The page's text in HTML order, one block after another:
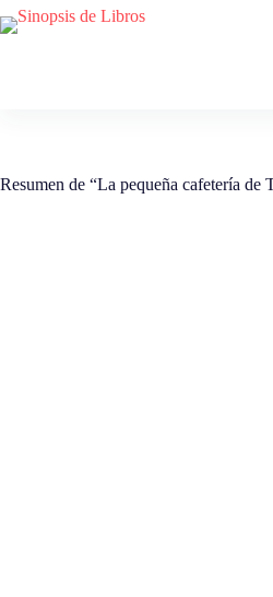
Saltar
al
Resumen de “La pequeña cafetería de